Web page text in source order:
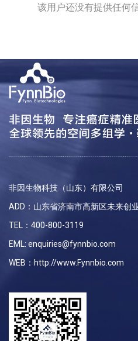
该用户还没有提供任何
非因生物科技（山东）有限公司
ADD：山东省济南市高新区未来创
TEL：400-800-3119
EML: enquiries@fynnbio.com
WEB：http://www.Fynnbio.com